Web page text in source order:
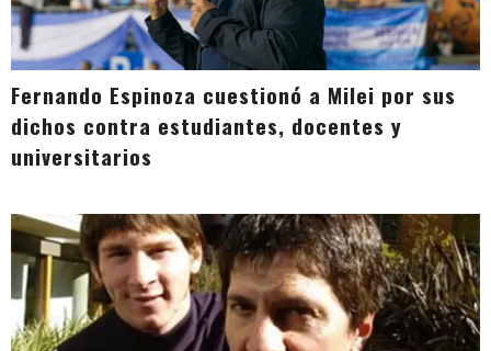
Fernando Espinoza cuestionó a Milei por sus
dichos contra estudiantes, docentes y
universitarios